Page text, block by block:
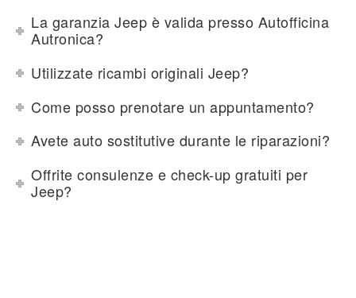
La garanzia Jeep è valida presso Autofficina
Autronica?
Utilizzate ricambi originali Jeep?
Come posso prenotare un appuntamento?
Avete auto sostitutive durante le riparazioni?
Offrite consulenze e check-up gratuiti per
Jeep?